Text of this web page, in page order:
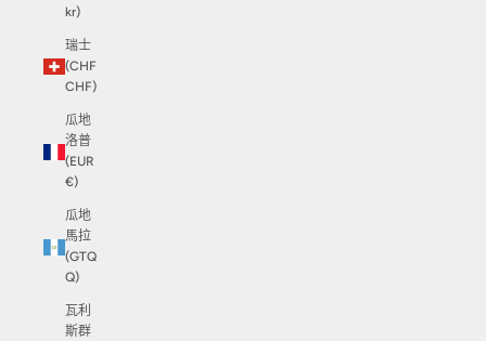
kr)
瑞士
(CHF
CHF)
瓜地
洛普
(EUR
€)
瓜地
馬拉
(GTQ
Q)
瓦利
斯群